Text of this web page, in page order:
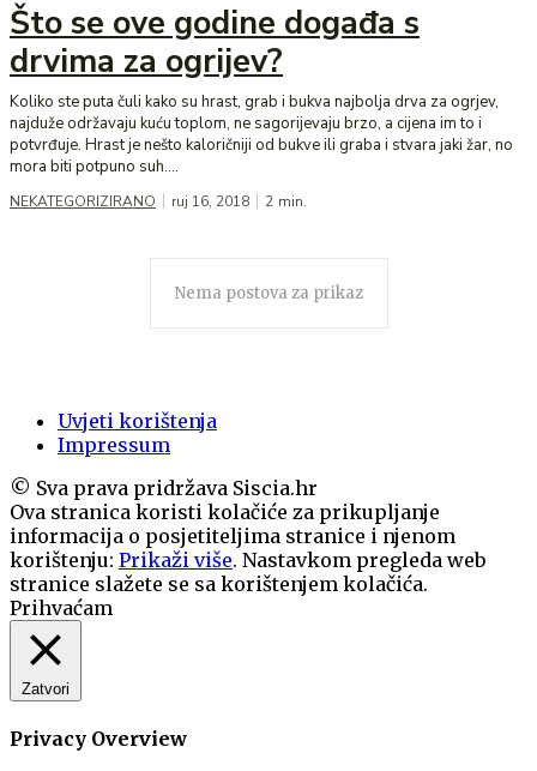
Što se ove godine događa s
drvima za ogrijev?
Koliko ste puta čuli kako su hrast, grab i bukva najbolja drva za ogrjev,
najduže održavaju kuću toplom, ne sagorijevaju brzo, a cijena im to i
potvrđuje. Hrast je nešto kaloričniji od bukve ili graba i stvara jaki žar, no
mora biti potpuno suh....
NEKATEGORIZIRANO ruj 16, 2018 2 min.
Nema postova za prikaz
Uvjeti korištenja
Impressum
© Sva prava pridržava Siscia.hr
Ova stranica koristi kolačiće za prikupljanje
informacija o posjetiteljima stranice i njenom
korištenju: Prikaži više. Nastavkom pregleda web
stranice slažete se sa korištenjem kolačića.
Prihvaćam
Zatvori
Privacy Overview